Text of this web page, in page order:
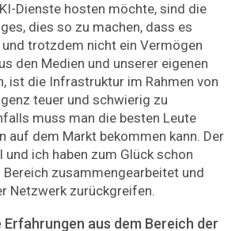
Dienste hosten möchte, sind die
dies so zu machen, dass es
trotzdem nicht ein Vermögen
den Medien und unserer eigenen
ist die Infrastruktur im Rahmen von
teuer und schwierig zu
muss man die besten Leute
auf dem Markt bekommen kann. Der
und ich haben zum Glück schon
zusammengearbeitet und
Netzwerk zurückgreifen.
Erfahrungen aus dem Bereich der